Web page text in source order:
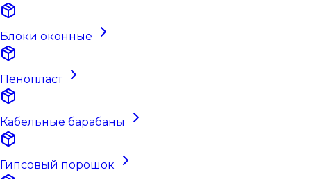
Блоки оконные
Пенопласт
Кабельные барабаны
Гипсовый порошок